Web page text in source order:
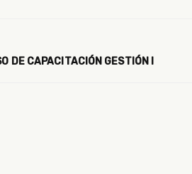
DE CAPACITACIÓN GESTIÓN I